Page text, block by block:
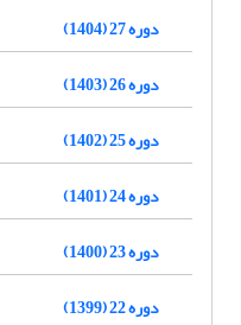
دوره 27 (1404)
دوره 26 (1403)
دوره 25 (1402)
دوره 24 (1401)
دوره 23 (1400)
دوره 22 (1399)